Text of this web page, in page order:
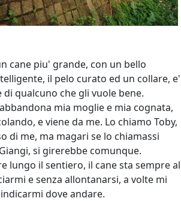
cane piu' grande, con un bello
il pelo curato ed un collare, e'
di qualcuno che gli vuole bene.
mia moglie e mia cognata,
e viene da me. Lo chiamo Toby,
di me, ma magari se lo chiamassi
si girerebbe comunque.
lungo il sentiero, il cane sta sempre al
e senza allontanarsi, a volte mi
dove andare.